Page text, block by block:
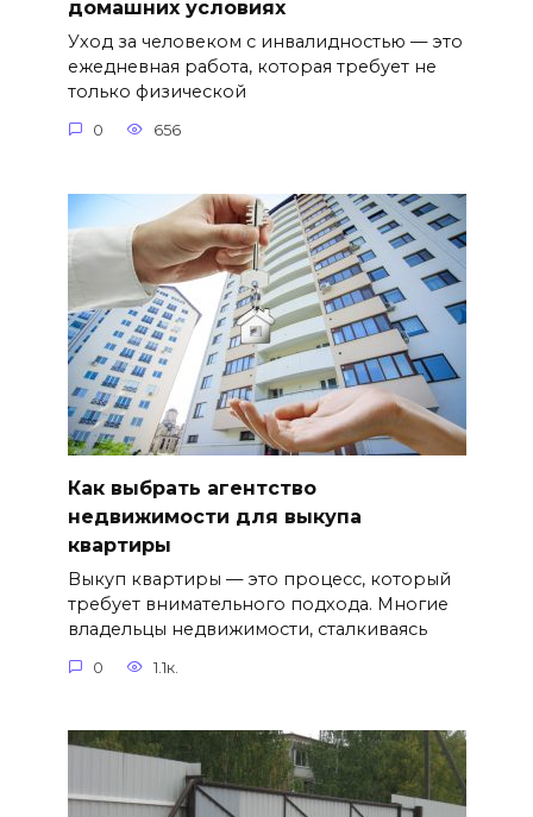
домашних условиях
Уход за человеком с инвалидностью — это
ежедневная работа, которая требует не
только физической
0 656
Как выбрать агентство
недвижимости для выкупа
квартиры
Выкуп квартиры — это процесс, который
требует внимательного подхода. Многие
владельцы недвижимости, сталкиваясь
0 1.1к.